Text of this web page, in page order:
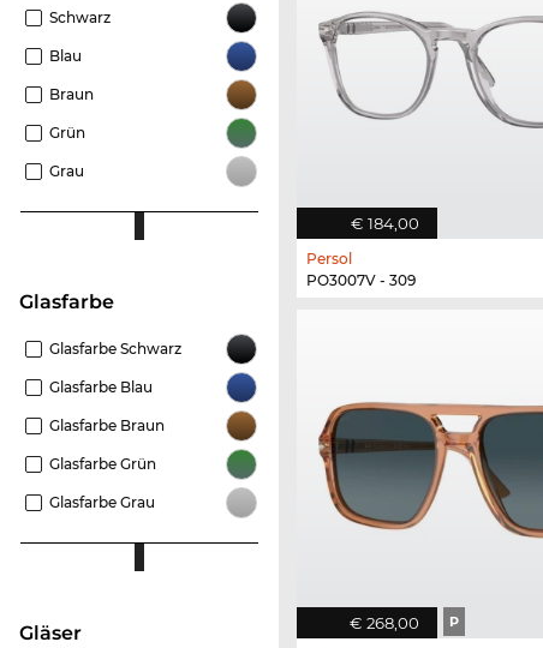
Schwarz
Blau
Braun
Grün
Grau
Glasfarbe
Glasfarbe Schwarz
Glasfarbe Blau
Glasfarbe Braun
Glasfarbe Grün
Glasfarbe Grau
Gläser
€ 184,00
Persol
PO3007V - 309
€ 268,00 P